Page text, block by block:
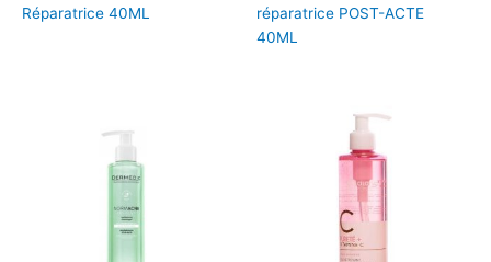
Réparatrice 40ML
réparatrice POST-ACTE
40ML